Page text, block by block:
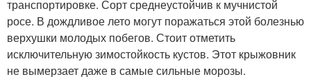
транспортировке. Сорт среднеустойчив к мучнистой
росе. В дождливое лето могут поражаться этой болезнью
верхушки молодых побегов. Стоит отметить
исключительную зимостойкость кустов. Этот крыжовник
не вымерзает даже в самые сильные морозы.